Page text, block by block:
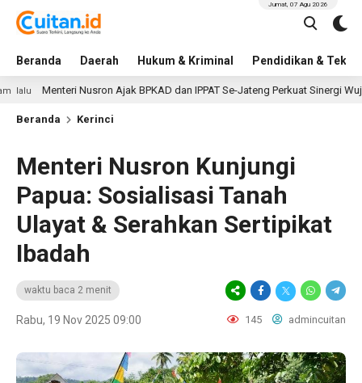
Beranda Daerah Hukum & Kriminal Pendidikan &
Jumat, 07 Agu 2026
Menteri Nusron Ajak BPKAD dan IPPAT Se-Jateng Perkuat Sinergi Wujudkan
Beranda Kerinci
Menteri Nusron Kunjungi
Papua: Sosialisasi Tanah
Ulayat & Serahkan Sertipikat
Ibadah
waktu baca 2 menit
Rabu, 19 Nov 2025 09:00 145 admincuitan